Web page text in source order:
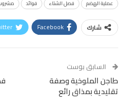
عملية الهضم
فصل الشتاء فوائد
شارك Facebook
البريد الإلكتروني
StumbleUpon
Digg
LINE
السابق بوست
طاجن الملوخية وصفة
تقليدية بمذاق رائع